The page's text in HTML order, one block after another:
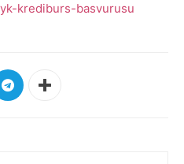
krediburs-basvurusu